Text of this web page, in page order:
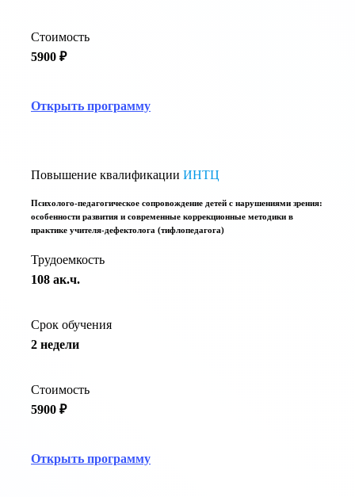
Стоимость
5900 ₽
Открыть программу
Повышение квалификации ИНТЦ
Психолого-педагогическое сопровождение детей с нарушениями зрения:
особенности развития и современные коррекционные методики в
практике учителя-дефектолога (тифлопедагога)
Трудоемкость
108 ак.ч.
Срок обучения
2 недели
Стоимость
5900 ₽
Открыть программу